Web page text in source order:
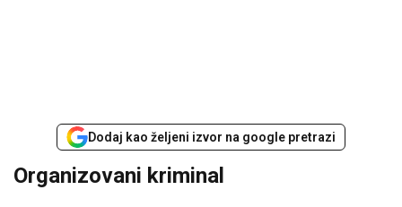
Dodaj kao željeni izvor na google pretrazi
Organizovani kriminal